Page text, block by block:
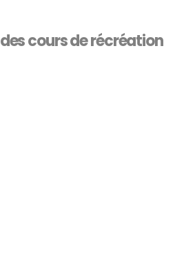
des cours de récréation